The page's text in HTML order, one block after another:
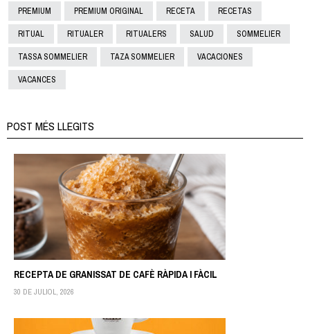
PREMIUM PREMIUM ORIGINAL RECETA RECETAS
RITUAL RITUALER RITUALERS SALUD SOMMELIER
TASSA SOMMELIER TAZA SOMMELIER VACACIONES
VACANCES
POST MÉS LLEGITS
RECEPTA DE GRANISSAT DE CAFÈ RÀPIDA I FÀCIL
30 DE JULIOL, 2026